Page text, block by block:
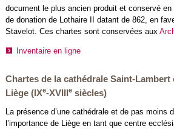
document le plus ancien produit et conservé
de donation de Lothaire II datant de 862, en
Stavelot. Ces chartes sont conservées aux
Inventaire en ligne
Chartes de la cathédrale Saint-Lambert
Liège (IXe-XVIIIesiècles)
La présence d’une cathédrale et de pas moins
l’importance de Liège en tant que centre